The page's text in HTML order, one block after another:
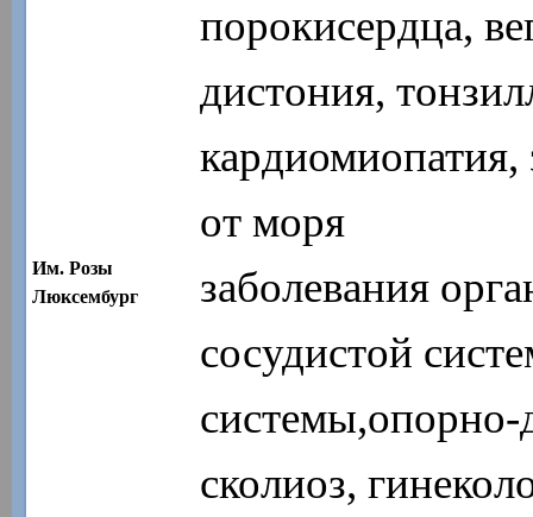
порокисердца,
дистония,
от моря
Им. Розы
Люксембург
заболевания
сосудистой
системы,опорно-
сколиоз,